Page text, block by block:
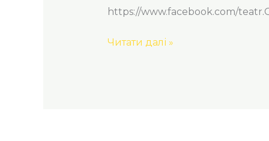
https://www.facebook.com/
Читати далі »